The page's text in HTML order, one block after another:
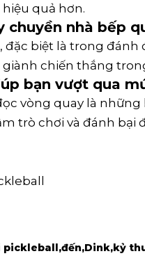
quả hơn.
chuyền nhà bếp
đặc biệt là trong đánh
giành chiến thắng
bạn vượt qua
vòng quay là
trò chơi và đánh bại
pickleball đến Dink kỷ